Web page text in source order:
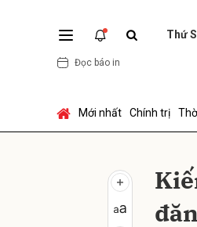
Thứ
Đọc báo in
Mới nhất Chính trị